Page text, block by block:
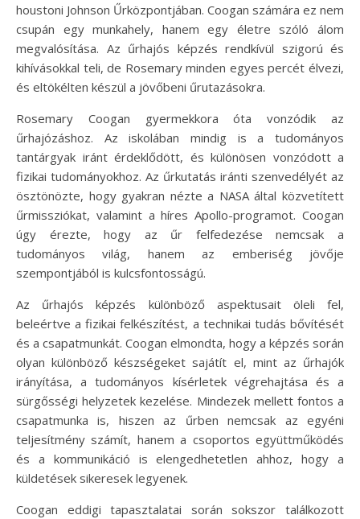
houstoni Johnson Űrközpontjában. Coogan számára ez nem
csupán egy munkahely, hanem egy életre szóló álom
megvalósítása. Az űrhajós képzés rendkívül szigorú és
kihívásokkal teli, de Rosemary minden egyes percét élvezi,
és eltökélten készül a jövőbeni űrutazásokra.
Rosemary Coogan gyermekkora óta vonzódik az
űrhajózáshoz. Az iskolában mindig is a tudományos
tantárgyak iránt érdeklődött, és különösen vonzódott a
fizikai tudományokhoz. Az űrkutatás iránti szenvedélyét az
ösztönözte, hogy gyakran nézte a NASA által közvetített
űrmissziókat, valamint a híres Apollo-programot. Coogan
úgy érezte, hogy az űr felfedezése nemcsak a
tudományos világ, hanem az emberiség jövője
szempontjából is kulcsfontosságú.
Az űrhajós képzés különböző aspektusait öleli fel,
beleértve a fizikai felkészítést, a technikai tudás bővítését
és a csapatmunkát. Coogan elmondta, hogy a képzés során
olyan különböző készségeket sajátít el, mint az űrhajók
irányítása, a tudományos kísérletek végrehajtása és a
sürgősségi helyzetek kezelése. Mindezek mellett fontos a
csapatmunka is, hiszen az űrben nemcsak az egyéni
teljesítmény számít, hanem a csoportos együttműködés
és a kommunikáció is elengedhetetlen ahhoz, hogy a
küldetések sikeresek legyenek.
Coogan eddigi tapasztalatai során sokszor találkozott